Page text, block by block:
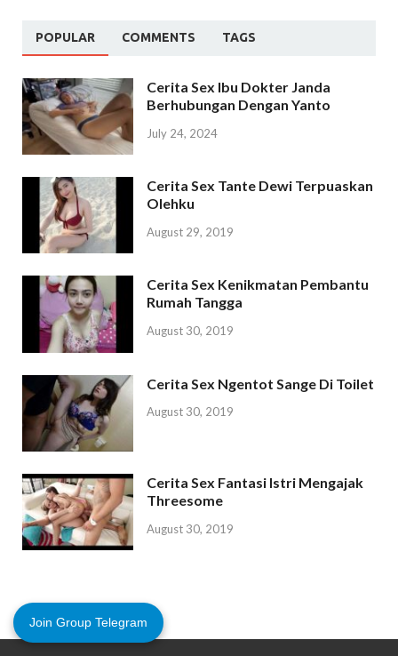
POPULAR COMMENTS TAGS
Cerita Sex Ibu Dokter Janda
Berhubungan Dengan Yanto
July 24, 2024
Cerita Sex Tante Dewi Terpuaskan
Olehku
August 29, 2019
Cerita Sex Kenikmatan Pembantu
Rumah Tangga
August 30, 2019
Cerita Sex Ngentot Sange Di Toilet
August 30, 2019
Cerita Sex Fantasi Istri Mengajak
Threesome
August 30, 2019
Join Group Telegram